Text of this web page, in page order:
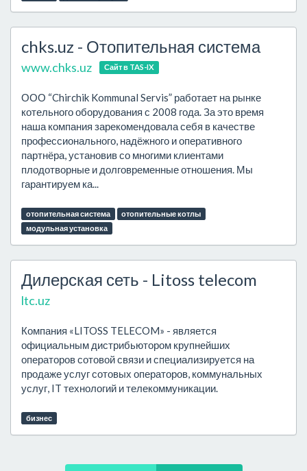
chks.uz - Отопительная система
www.chks.uz Сайт в TAS-IX
ООО “Chirchik Kommunal Servis” работает на рынке
котельного оборудования с 2008 года. За это время
наша компания зарекомендовала себя в качестве
профессионального, надёжного и оперативного
партнёра, установив со многими клиентами
плодотворные и долговременные отношения. Мы
гарантируем ка...
отопительная система
отопительные котлы
модульная установка
Дилерская сеть - Litoss telecom
ltc.uz
Компания «LITOSS TELECOM» - является
официальным дистрибьютором крупнейших
операторов сотовой связи и специализируется на
продаже услуг сотовых операторов, коммунальных
услуг, IT технологий и телекоммуникации.
бизнес